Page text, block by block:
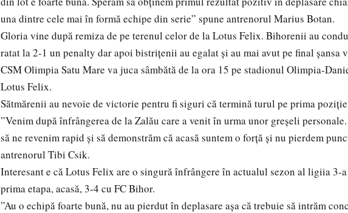
una dintre cele mai în formă echipe din serie” spune antrenorul Marius Botan.
Gloria vine după remiza de pe terenul celor de la Lotus Felix. Bihorenii au
ratat la 2-1 un penalty dar apoi bistrițenii au egalat și au mai avut pe final șansa
CSM Olimpia Satu Mare va juca sâmbătă de la ora 15 pe stadionul Olimpia-
Lotus Felix.
Sătmărenii au nevoie de victorie pentru fi siguri că termină turul pe prima
”Venim după înfrângerea de la Zalău care a venit în urma unor greșeli
să ne revenim rapid și să demonstrăm că acasă suntem o forță și nu pierdem
antrenorul Tibi Csik.
Interesant e că Lotus Felix are o singură înfrângere în actualul sezon al ligiia 3-
prima etapa, acasă, 3-4 cu FC Bihor.
”Au o echipă foarte bună, nu au pierdut în deplasare așa că trebuie să intrăm